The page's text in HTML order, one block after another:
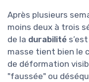
Après plusieurs
moins deux à trois
de la durabilité
masse tient bien le
de déformation
"faussée" ou